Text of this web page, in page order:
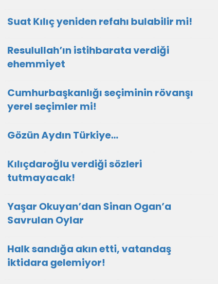
Suat Kılıç yeniden refahı bulabilir mi!
Resulullah’ın istihbarata verdiği
ehemmiyet
Cumhurbaşkanlığı seçiminin rövanşı
yerel seçimler mi!
Gözün Aydın Türkiye…
Kılıçdaroğlu verdiği sözleri
tutmayacak!
Yaşar Okuyan’dan Sinan Ogan’a
Savrulan Oylar
Halk sandığa akın etti, vatandaş
iktidara gelemiyor!